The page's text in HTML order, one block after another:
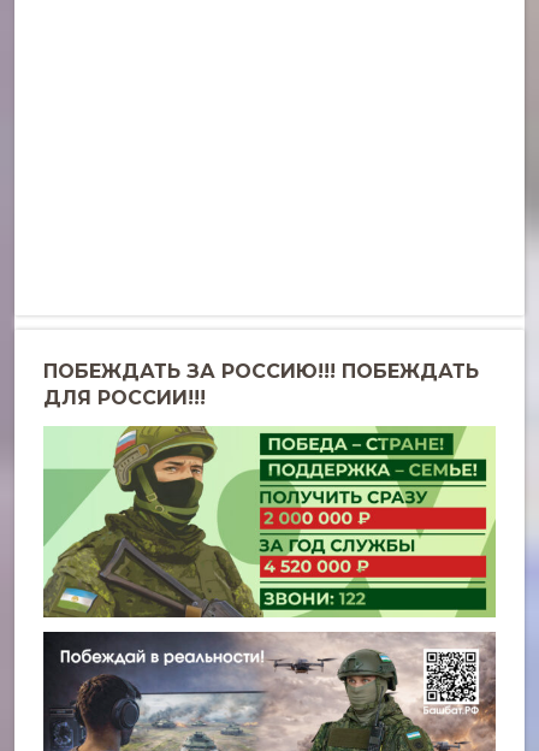
ПОБЕЖДАТЬ ЗА РОССИЮ!!! ПОБЕЖДАТЬ
ДЛЯ РОССИИ!!!